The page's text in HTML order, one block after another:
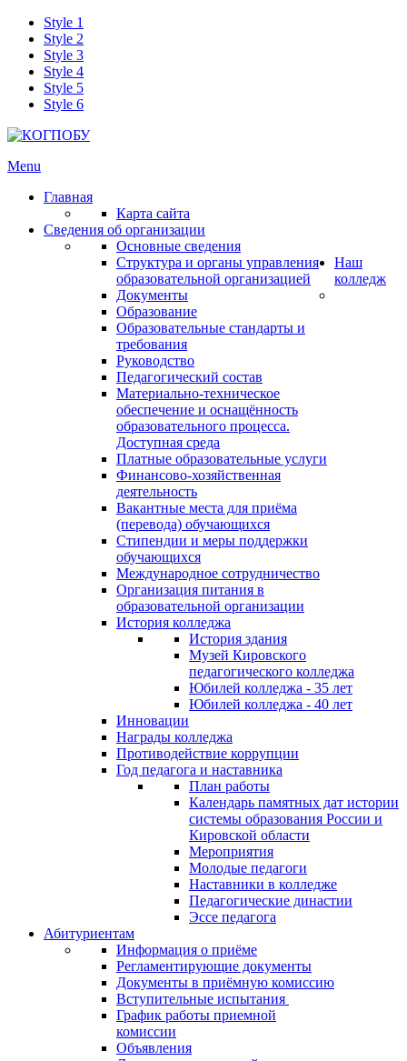
Style 1
Style 2
Style 3
Style 4
Style 5
Style 6
Menu
Главная
Карта сайта
Сведения об организации
Основные сведения
Структура и органы управления
образовательной организацией
Документы
Образование
Образовательные стандарты и
требования
Руководство
Педагогический состав
Материально-техническое
обеспечение и оснащённость
образовательного процесса.
Доступная среда
Платные образовательные услуги
Финансово-хозяйственная
деятельность
Вакантные места для приёма
(перевода) обучающихся
Стипендии и меры поддержки
обучающихся
Международное сотрудничество
Организация питания в
образовательной организации
Наш
колледж
История колледжа
История здания
Музей Кировского
педагогического колледжа
Юбилей колледжа - 35 лет
Юбилей колледжа - 40 лет
Инновации
Награды колледжа
Противодействие коррупции
Год педагога и наставника
План работы
Календарь памятных дат истории
системы образования России и
Кировской области
Мероприятия
Молодые педагоги
Наставники в колледже
Педагогические династии
Эссе педагога
Абитуриентам
Информация о приёме
Регламентирующие документы
Документы в приёмную комиссию
Вступительные испытания
График работы приемной
комиссии
Объявления